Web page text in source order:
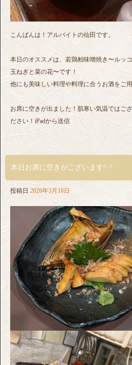
こんばんは！アルバイトの仙田です。
本日のオススメは、若鶏粕味噌焼き〜ルッ
玉ねぎと菜の花〜です！
他にも美味しい料理や料理に合うお酒をご
お席に空きが出ました！肌寒い気温ではご
ださい！iPadから送信
本日お席に空きがございます^ ^
投稿日 2026年3月18日